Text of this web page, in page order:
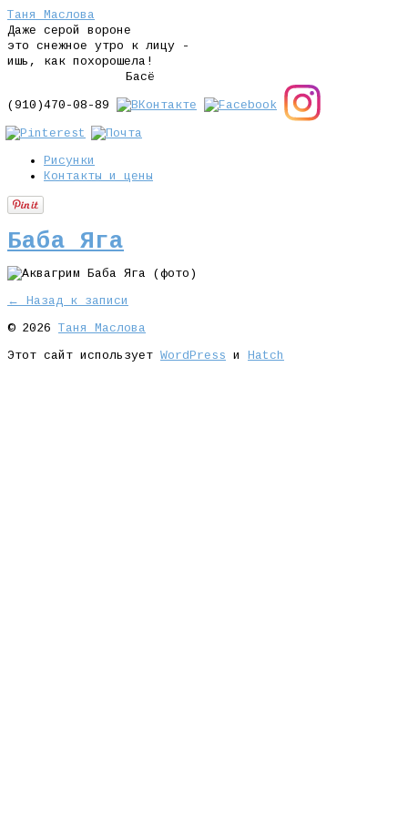
Таня Маслова
Даже серой вороне
это снежное утро к лицу -
ишь, как похорошела!
Басё
(910)470-08-89
Рисунки
Контакты и цены
Баба Яга
← Назад к записи
© 2026 Таня Маслова
Этот сайт использует WordPress и Hatch